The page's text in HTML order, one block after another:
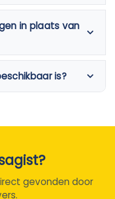
in plaats van
is?
gevonden door